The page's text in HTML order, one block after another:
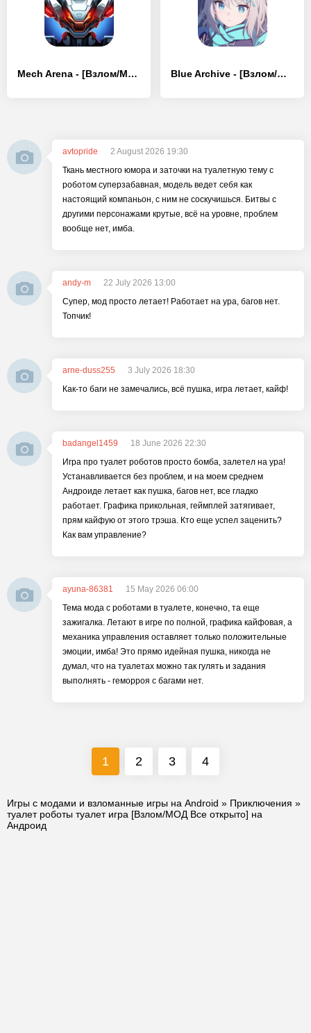
Mech Arena - [Взлом/МОД Бесконечные деньги] Blue Archive - [Взлом/МОД Unlocked]
avtopride
2 August 2026 19:30
Ткань местного юмора и заточки на туалетную тему с
роботом суперзабавная, модель ведет себя как
настоящий компаньон, с ним не соскучишься. Битвы с
другими персонажами крутые, всё на уровне, проблем
вообще нет, имба.
andy-m
22 July 2026 13:00
Супер, мод просто летает! Работает на ура, багов нет.
Топчик!
arne-duss255
3 July 2026 18:30
Как-то баги не замечались, всё пушка, игра летает, кайф!
badangel1459
18 June 2026 22:30
Игра про туалет роботов просто бомба, залетел на ура!
Устанавливается без проблем, и на моем среднем
Андроиде летает как пушка, багов нет, все гладко
работает. Графика прикольная, геймплей затягивает,
прям кайфую от этого трэша. Кто еще успел заценить?
Как вам управление?
ayuna-86381
15 May 2026 06:00
Тема мода с роботами в туалете, конечно, та еще
зажигалка. Летают в игре по полной, графика кайфовая, а
механика управления оставляет только положительные
эмоции, имба! Это прямо идейная пушка, никогда не
думал, что на туалетах можно так гулять и задания
выполнять - геморроя с багами нет.
1 2 3 4
Игры с модами и взломанные игры на Android » Приключения »
туалет роботы туалет игра [Взлом/МОД Все открыто] на
Андроид